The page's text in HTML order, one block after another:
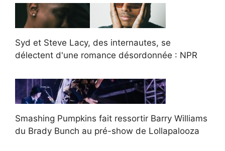
Syd et Steve Lacy, des internautes, se
délectent d'une romance désordonnée : NPR
Smashing Pumpkins fait ressortir Barry Williams
du Brady Bunch au pré-show de Lollapalooza